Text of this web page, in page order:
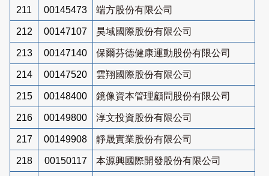
211 00145473 端方股份有限公司
212 00147107 昊域國際股份有限公司
213 00147140 保爾芬德健康運動股份有限公司
214 00147520 雲翔國際股份有限公司
215 00148400 鏡像資本管理顧問股份有限公司
216 00149800 淳文投資股份有限公司
217 00149908 靜晟實業股份有限公司
218 00150117 本源興國際開發股份有限公司